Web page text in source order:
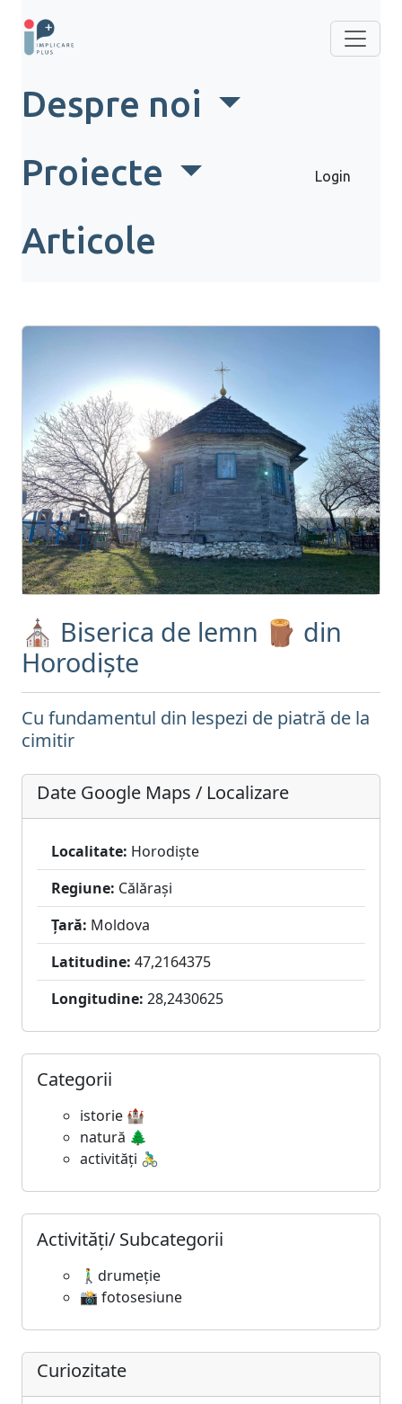
Despre noi
Proiecte
Articole
Login
⛪ Biserica de lemn 🪵 din
Horodiște
Cu fundamentul din lespezi de piatră de la
cimitir
Date Google Maps / Localizare
Localitate: Horodiște
Regiune: Călărași
Țară: Moldova
Latitudine: 47,2164375
Longitudine: 28,2430625
Categorii
istorie 🏰
natură 🌲
activități 🚴‍♂️
Activități/ Subcategorii
🚶‍♂️drumeție
📸 fotosesiune
Curiozitate